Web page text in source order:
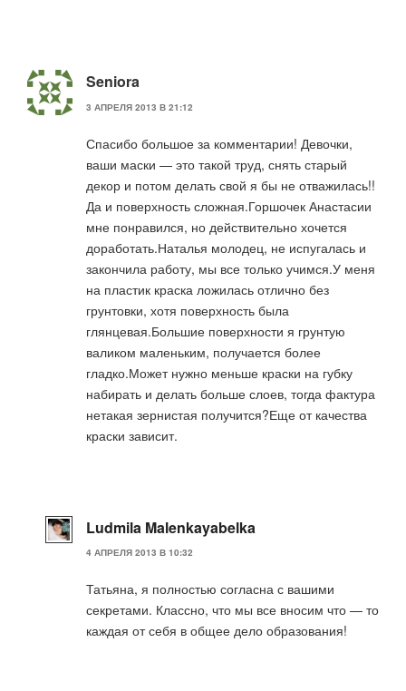
Seniora
3 АПРЕЛЯ 2013 В 21:12
Спасибо большое за комментарии! Девочки,
ваши маски — это такой труд, снять старый
декор и потом делать свой я бы не отважилась!!
Да и поверхность сложная.Горшочек Анастасии
мне понравился, но действительно хочется
доработать.Наталья молодец, не испугалась и
закончила работу, мы все только учимся.У меня
на пластик краска ложилась отлично без
грунтовки, хотя поверхность была
глянцевая.Большие поверхности я грунтую
валиком маленьким, получается более
гладко.Может нужно меньше краски на губку
набирать и делать больше слоев, тогда фактура
нетакая зернистая получится?Еще от качества
краски зависит.
Ludmila Malenkayabelka
4 АПРЕЛЯ 2013 В 10:32
Татьяна, я полностью согласна с вашими
секретами. Классно, что мы все вносим что — то
каждая от себя в общее дело образования!